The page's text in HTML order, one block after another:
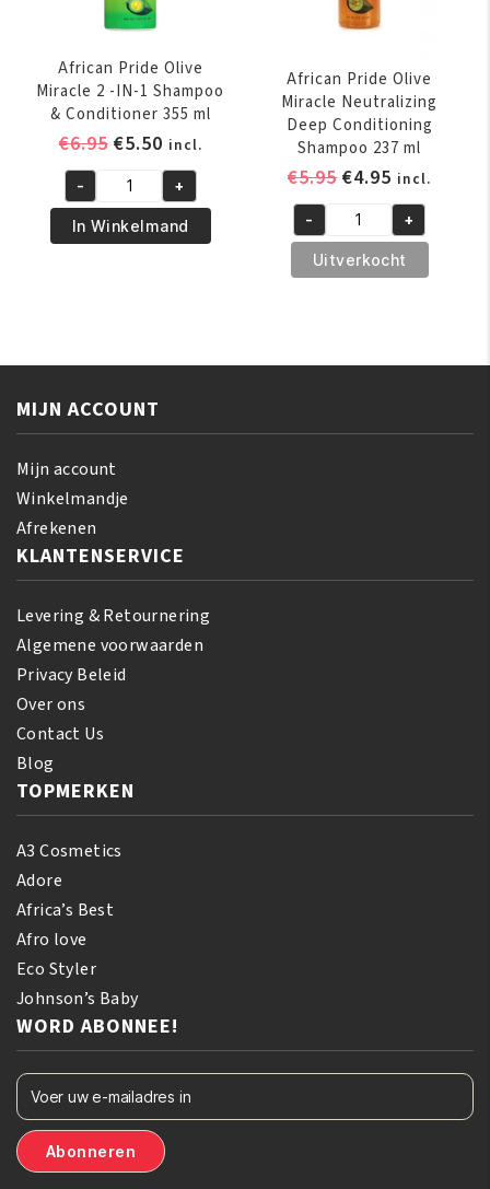
African Pride Olive
Miracle 2 -IN-1 Shampoo
& Conditioner 355 ml
€6.95 Oorspronkelijke
was:
€6.95.
€5.50Huidige
prijs
is:
€5.50.
incl.
African
Pride
Olive
Shampoo
&
Conditioner
ml
aantal
- +
In Winkelmand
African Pride Olive
Miracle Neutralizing
Deep Conditioning
Shampoo 237 ml
€5.95
was:
€5.95.
€4.95 Huidige
prijs
is:
€4.95.
incl.
African
Pride
Olive
Deep
237
- +
Uitverkocht
MIJN ACCOUNT
Mijn account
Winkelmandje
Afrekenen
KLANTENSERVICE
Levering & Retournering
Algemene voorwaarden
Privacy Beleid
Over ons
Contact Us
Blog
TOPMERKEN
A3 Cosmetics
Adore
Africa’s Best
Afro love
Eco Styler
Johnson’s Baby
WORD ABONNEE!